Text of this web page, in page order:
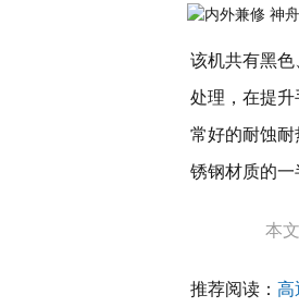
该机共有黑
处理，在提
常好的耐蚀
锈钢材质的一
本
推荐阅读： 高